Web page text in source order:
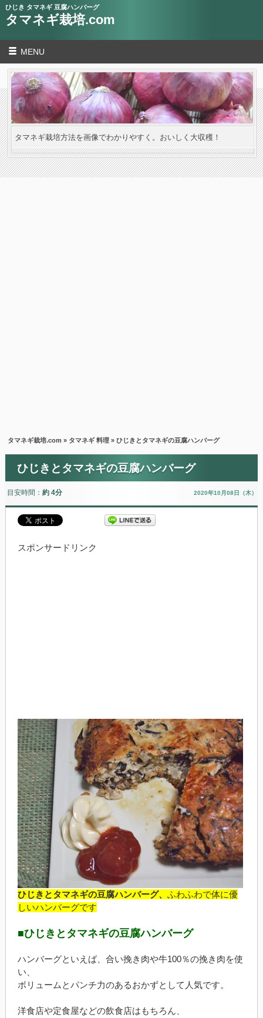
ひじき タマネギ 豆腐ハンバーグ
タマネギ栽培.com
MENU
タマネギ栽培方法を画像でわかりやすく。おいしく大収穫！
タマネギ栽培.com » タマネギ 料理 » ひじきとタマネギの豆腐ハンバーグ
ひじきとタマネギの豆腐ハンバーグ
目安時間： 約 4分 2020年10月08日（木）
スポンサードリンク
ひじきとタマネギの豆腐ハンバーグ、 ふわふわで体に優
しいハンバーグです
■ひじきとタマネギの豆腐ハンバーグ
ハンバーグといえば、合い挽き肉や牛100％の挽き肉を使
い、
ボリュームとパンチ力のあるおかずとして人気です。
洋食店や定食屋などの飲食店はもちろん、